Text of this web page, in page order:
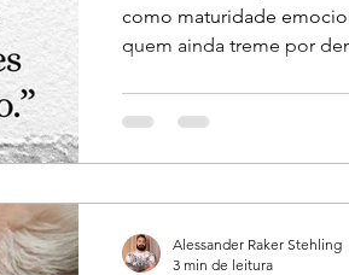
como maturidade
quem ainda treme por
Alessander Raker Stehling
3 min de leitura